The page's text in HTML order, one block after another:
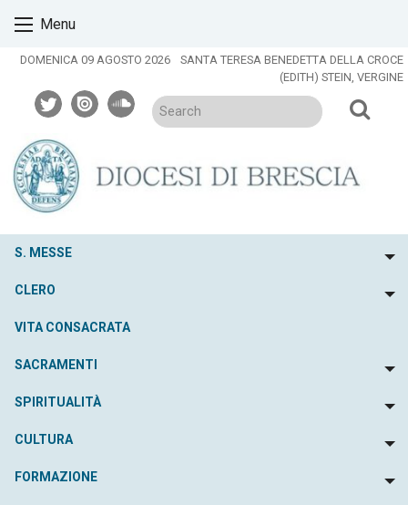
content
Menu
DOMENICA 09 AGOSTO 2026
SANTA TERESA BENEDETTA DELLA CROCE
(EDITH) STEIN, VERGINE
twitterissuusoundcloud
S. MESSE
CLERO
VITA CONSACRATA
SACRAMENTI
SPIRITUALITÀ
CULTURA
FORMAZIONE